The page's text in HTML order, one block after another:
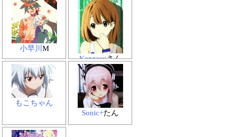
小早川 M
Kanzasuさん
もこちゃん
Sonic+たん